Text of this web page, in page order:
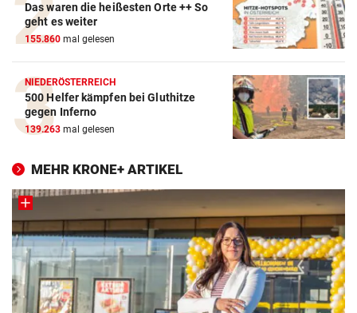
Das waren die heißesten Orte ++ So
geht es weiter
155.860 mal gelesen
NIEDERÖSTERREICH
500 Helfer kämpfen bei Gluthitze
gegen Inferno
139.263 mal gelesen
MEHR KRONE+ ARTIKEL